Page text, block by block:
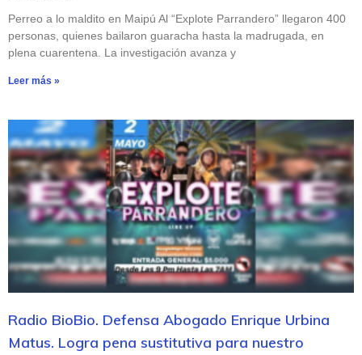
Perreo a lo maldito en Maipú Al “Explote Parrandero” llegaron 400
personas, quienes bailaron guaracha hasta la madrugada, en
plena cuarentena. La investigación avanza y
Leer más »
Radio BioBio. Defensa Abogado Enrique Urbina
Matus. Logra pena sustitutiva para nuestro